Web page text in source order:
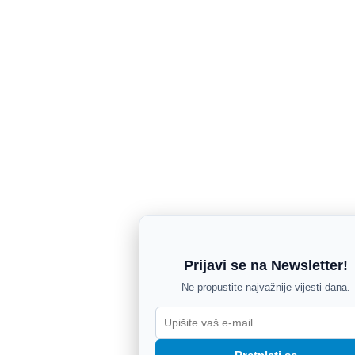
Prijavi se na Newsletter!
Ne propustite najvažnije vijesti dana.